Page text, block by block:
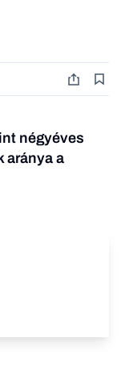
négyéves
aránya a